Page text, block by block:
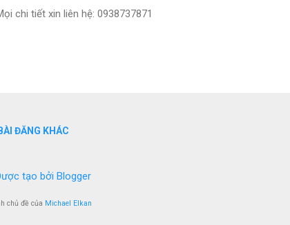
chi tiết xin liên hệ: 0938737871
BÀI ĐĂNG KHÁC
tạo bởi Blogger
chủ đề của Michael Elkan